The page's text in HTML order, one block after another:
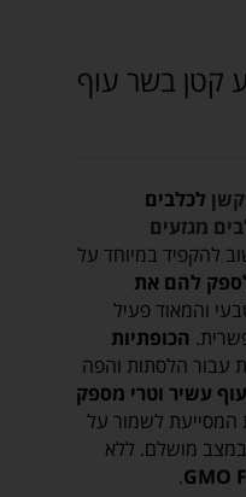
קטן בשר עוף
לכלבים
מגזעים
להקפיד במיוחד על
להם את
והמאוד פעיל
הכופתיות
עבור הלסתות והפה
עשיר וטרי מספק
המסייעת לשמור על
מושלם. ללא
GMO
.